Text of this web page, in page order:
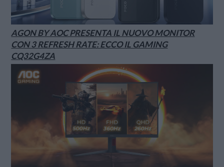
AGON BY AOC PRESENTA IL NUOVO MONITOR
CON 3 REFRESH RATE: ECCO IL GAMING
CQ32G4ZA